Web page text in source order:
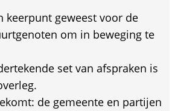
keerpunt geweest voor de
om in beweging te
set van afspraken is
de gemeente en partijen